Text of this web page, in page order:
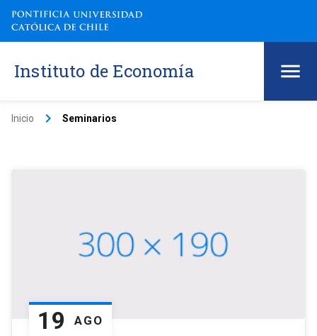
Instituto de Economía
Inicio keyboard_arrow_right Seminarios
19 AGO